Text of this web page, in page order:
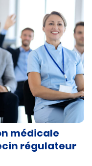
médicale
régulateur